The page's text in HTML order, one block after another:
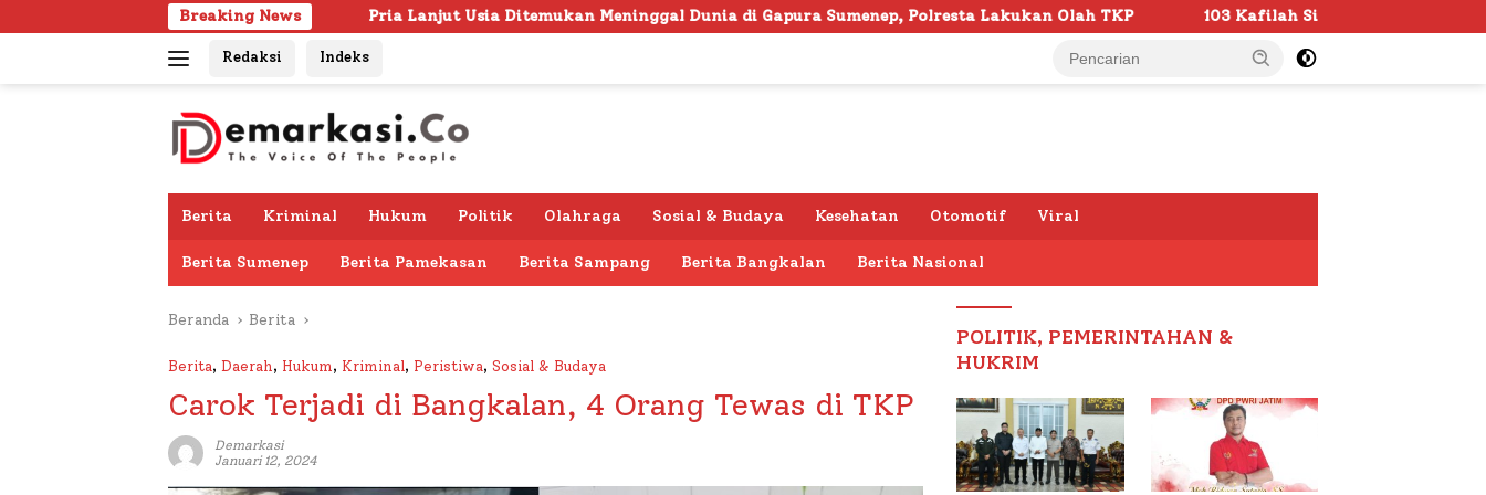
ke
Breaking News
Pria Lanjut Usia Ditemukan Meninggal Dunia di Gapura Sumenep, Polresta Lakukan Olah TKP 103 Kafilah Siap Ramaikan MTQ KORPRI VIII Nasional
Redaksi Indeks
Berita Kriminal Hukum Politik Olahraga Sosial & Budaya Kesehatan Otomotif Viral
Berita Sumenep Berita Pamekasan Berita Sampang Berita Bangkalan Berita Nasional
Beranda Berita
Berita, Daerah, Hukum, Kriminal, Peristiwa, Sosial & Budaya
Carok Terjadi di Bangkalan, 4 Orang Tewas di TKP
Demarkasi
Januari 12, 2024
POLITIK, PEMERINTAHAN &
HUKRIM